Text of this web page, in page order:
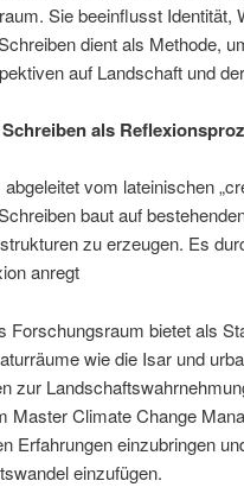
Sie beeinflusst Identität,
dient als Methode,
auf Landschaft und
als
vom lateinischen
baut auf
zu erzeugen. Es
anregt
Forschungsraum bietet als
wie die Isar und
zur
Master Climate Change
Erfahrungen einzubringen
einzufügen.